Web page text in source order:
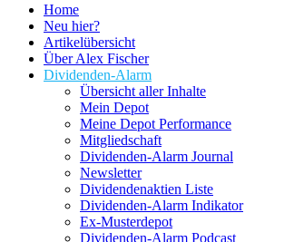
Home
Neu hier?
Artikelübersicht
Über Alex Fischer
Dividenden-Alarm
Übersicht aller Inhalte
Mein Depot
Meine Depot Performance
Mitgliedschaft
Dividenden-Alarm Journal
Newsletter
Dividendenaktien Liste
Dividenden-Alarm Indikator
Ex-Musterdepot
Dividenden-Alarm Podcast